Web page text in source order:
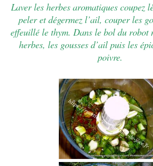
Laver les herbes aromatiques coupez
peler et dégermez l’ail, couper les
effeuillé le thym. Dans le bol du robot
herbes, les gousses d’ail puis les
poivre.